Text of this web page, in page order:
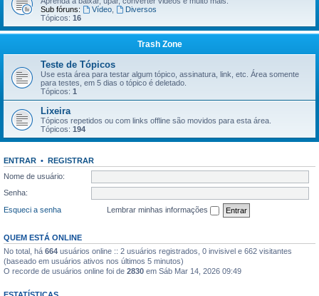
Sub fóruns:
Vídeo,
Diversos
Tópicos: 16
Trash Zone
Teste de Tópicos
Use esta área para testar algum tópico, assinatura, link, etc. Área somente
para testes, em 5 dias o tópico é deletado.
Tópicos: 1
Lixeira
Tópicos repetidos ou com links offline são movidos para esta área.
Tópicos: 194
ENTRAR • REGISTRAR
Nome de usuário:
Senha:
Esqueci a senha
Lembrar minhas informações
QUEM ESTÁ ONLINE
No total, há 664 usuários online :: 2 usuários registrados, 0 invisivel e 662 visitantes
(baseado em usuários ativos nos últimos 5 minutos)
O recorde de usuários online foi de 2830 em Sáb Mar 14, 2026 09:49
ESTATÍSTICAS